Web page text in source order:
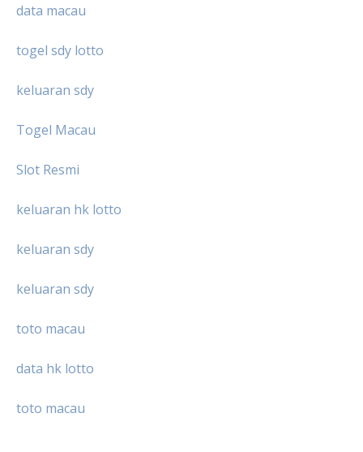
data macau
togel sdy lotto
keluaran sdy
Togel Macau
Slot Resmi
keluaran hk lotto
keluaran sdy
keluaran sdy
toto macau
data hk lotto
toto macau